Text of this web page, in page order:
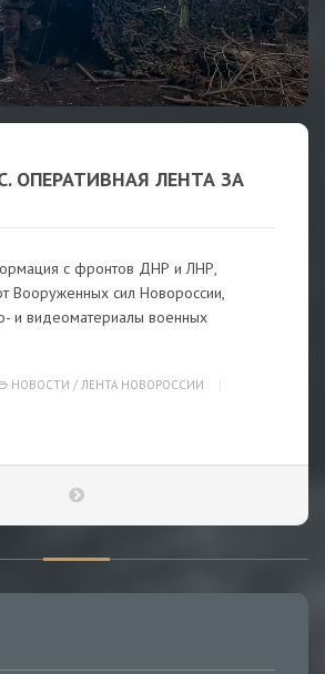
ОПЕРАТИВНАЯ ЛЕНТА ЗА
с фронтов ДНР и ЛНР,
Вооруженных сил Новороссии,
и видеоматериалы военных
НОВОСТИ / ЛЕНТА НОВОРОССИИ